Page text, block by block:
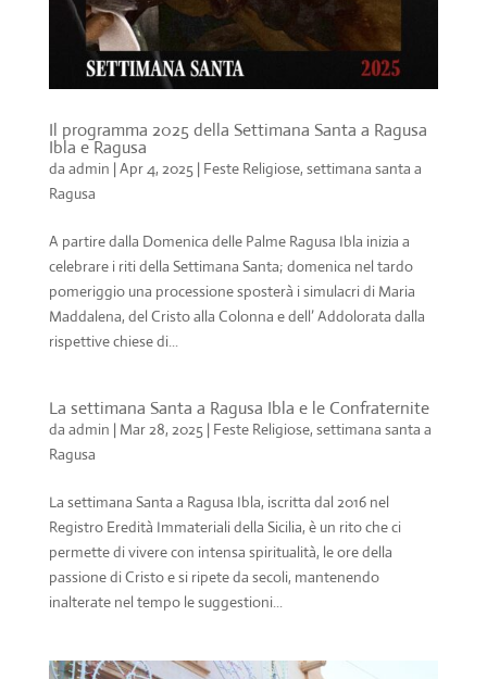
Il programma 2025 della Settimana Santa a Ragusa
Ibla e Ragusa
da admin |Apr 4, 2025| Feste Religiose, settimana santa a
Ragusa
A partire dalla Domenica delle Palme Ragusa Ibla inizia a
celebrare i riti della Settimana Santa; domenica nel tardo
pomeriggio una processione sposterà i simulacri di Maria
Maddalena, del Cristo alla Colonna e dell’ Addolorata dalla
rispettive chiese di...
La settimana Santa a Ragusa Ibla e le Confraternite
da admin | Mar 28, 2025| Feste Religiose, settimana santa a
Ragusa
La settimana Santa a Ragusa Ibla, iscritta dal 2016 nel
Registro Eredità Immateriali della Sicilia, è un rito che ci
permette di vivere con intensa spiritualità, le ore della
passione di Cristo e si ripete da secoli, mantenendo
inalterate nel tempo le suggestioni...